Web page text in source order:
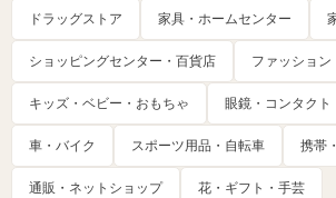
ドラッグストア 家具・ホームセンター
ショッピングセンター・百貨店 ファッション
キッズ・ベビー・おもちゃ 眼鏡・コンタクト
車・バイク スポーツ用品・自転車 携帯
通販・ネットショップ 花・ギフト・手芸